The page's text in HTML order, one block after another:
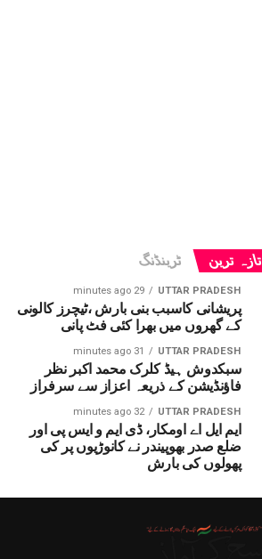
تازہ ترین ٹرینڈنگ
UTTAR PRADESH
29 minutes ago
پریشانی کاسبب بنی بارش ،ٹیچرز کالونی
کے گھروں میں بھرا کئی فٹ پانی
UTTAR PRADESH
31 minutes ago
سبکدوش ہیڈ کلرک محمد اکبر نظر
فاؤنڈیشن کے ذریعہ اعزاز سے سرفراز
UTTAR PRADESH
32 minutes ago
ایم ایل اے اومکار، ڈی ایم و ایس پی اور
ضلع صدر بھوپیندر نے کانوڑیوں پر کی
پھولوں کی بارش